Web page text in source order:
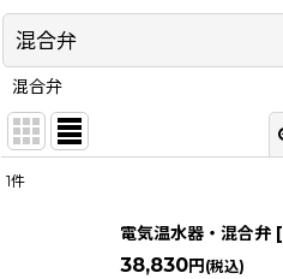
混合弁
混合弁
1件
電気温水器・混合弁 [
38,830円 (税込)